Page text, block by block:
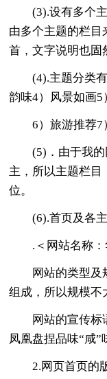
(3).设有多个主
由多个主题的栏目
首，文字说明也固
(4).主题分类有
韵味4）风景如画5
6）旅游推荐7
(5)．由于我的
主，所以主题栏目
位。
(6).首页及各主
.＜网站名称：
网站的类型及规
组成，所以规模不
网站的宣传标语
凤凰盘捏品味“咸”
2.网页首页的